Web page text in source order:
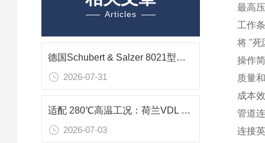
Articles
德国Schubert & Salzer 8021型不锈钢滑动闸阀在蒸汽流量调节中的应用
2026-07-31
适配 280℃高温工况：荷兰VDL HT250 旋转填料阀在反应釜下料中的应用
2026-07-03
最高
工作
将 "死
操作
质量
成本
管道
连接